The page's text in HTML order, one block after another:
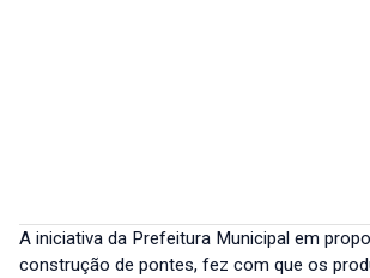
A iniciativa da Prefeitura Municipal em
construção de pontes, fez com que os